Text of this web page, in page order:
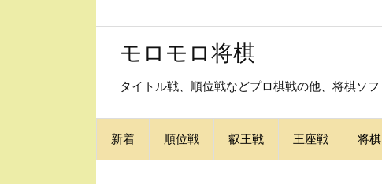
モロモロ将棋
タイトル戦、順位戦などプロ棋戦の他、将棋ソ
新着 順位戦 叡王戦 王座戦 将